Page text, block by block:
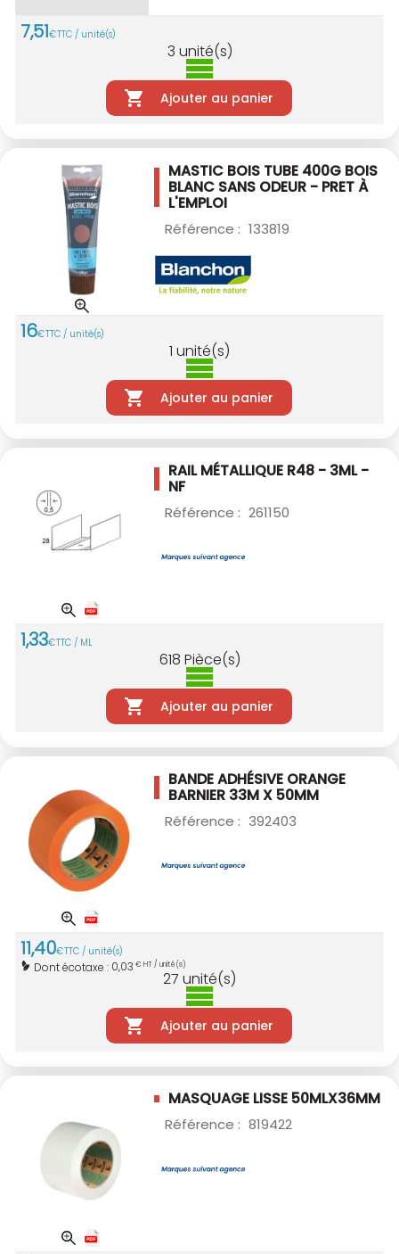
7,51€TTC / unité(s)
3 unité(s)
Ajouter au panier
MASTIC BOIS TUBE 400G BOIS
BLANC SANS ODEUR - PRET À
L'EMPLOI
Référence : 133819
16€TTC / unité(s)
1 unité(s)
Ajouter au panier
RAIL MÉTALLIQUE R48 - 3ML -
NF
Référence : 261150
1,33€TTC / ML
618 Pièce(s)
Ajouter au panier
BANDE ADHÉSIVE ORANGE
BARNIER 33M X 50MM
Référence : 392403
11,40€TTC / unité(s)
Dont écotaxe : 0,03 € HT / unité(s)
27 unité(s)
Ajouter au panier
MASQUAGE LISSE 50MLX36MM
Référence : 819422